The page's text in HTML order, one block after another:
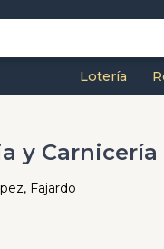
Lotería
y
Fajardo